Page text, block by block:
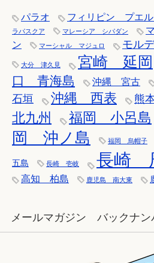
パラオ フィリピン プエル
ラパスクア
マレーシア シパダン
ン
マーシャル マジュロ モル
大分 津久見 宮崎 延岡
口 青海島
沖縄 宮古
石垣
沖縄 西表 熊
北九州
福岡 小呂島
岡 沖ノ島
福岡 烏帽子
五島 長崎 壱岐 長崎
高知 柏島 鹿児島 南大東
メールマガジン バックナン